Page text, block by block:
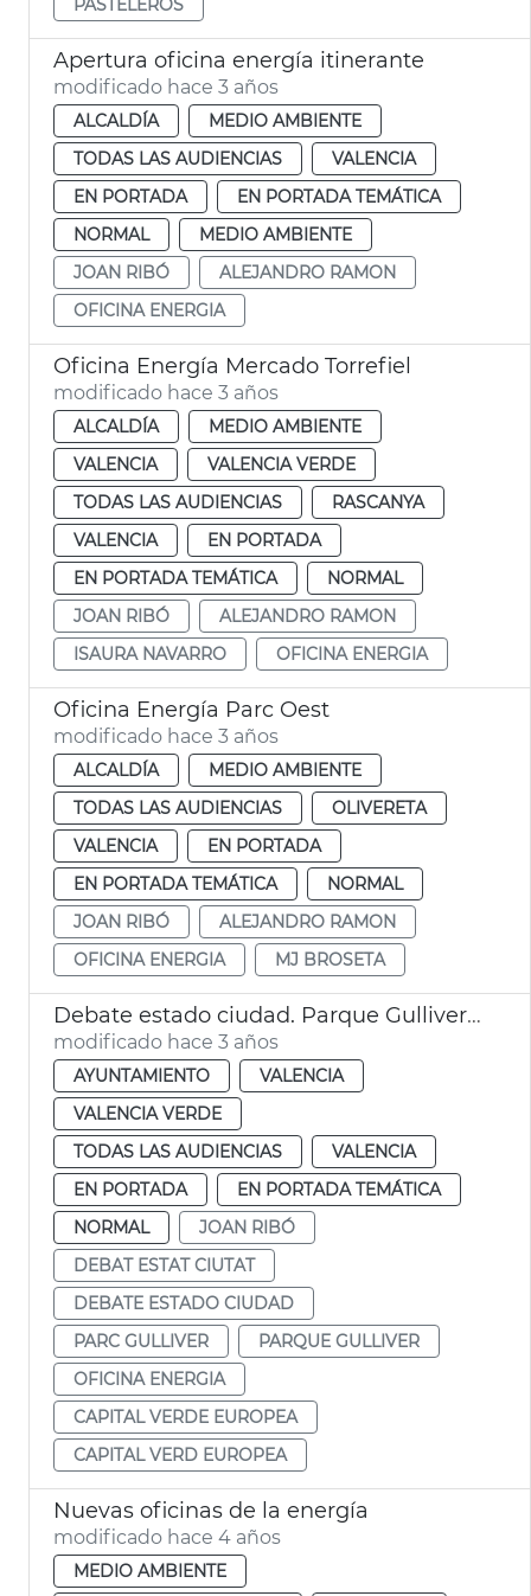
Apertura oficina energía itinerante
modificado hace 3 años
ALCALDÍA
MEDIO AMBIENTE
TODAS LAS AUDIENCIAS
VALENCIA
EN PORTADA
EN PORTADA TEMÁTICA
NORMAL
MEDIO AMBIENTE
JOAN RIBÓ
ALEJANDRO RAMON
OFICINA ENERGIA
Oficina Energía Mercado Torrefiel
modificado hace 3 años
ALCALDÍA
MEDIO AMBIENTE
VALENCIA
VALENCIA VERDE
TODAS LAS AUDIENCIAS
RASCANYA
VALENCIA
EN PORTADA
EN PORTADA TEMÁTICA
NORMAL
JOAN RIBÓ
ALEJANDRO RAMON
ISAURA NAVARRO
OFICINA ENERGIA
Oficina Energía Parc Oest
modificado hace 3 años
ALCALDÍA
MEDIO AMBIENTE
TODAS LAS AUDIENCIAS
OLIVERETA
VALENCIA
EN PORTADA
EN PORTADA TEMÁTICA
NORMAL
JOAN RIBÓ
ALEJANDRO RAMON
OFICINA ENERGIA
MJ BROSETA
Debate estado ciudad. Parque Gulliver, energía y movilidad
modificado hace 3 años
AYUNTAMIENTO
VALENCIA
VALENCIA VERDE
TODAS LAS AUDIENCIAS
VALENCIA
EN PORTADA
EN PORTADA TEMÁTICA
NORMAL
JOAN RIBÓ
DEBAT ESTAT CIUTAT
DEBATE ESTADO CIUDAD
PARC GULLIVER
PARQUE GULLIVER
OFICINA ENERGIA
CAPITAL VERDE EUROPEA
CAPITAL VERD EUROPEA
Nuevas oficinas de la energía
modificado hace 4 años
MEDIO AMBIENTE